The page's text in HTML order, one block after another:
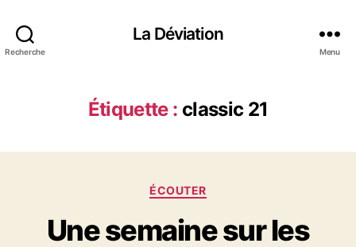
Recherche
La Déviation
Menu
Étiquette : classic 21
C
t
é
ÉCOUTER
Une semaine sur les